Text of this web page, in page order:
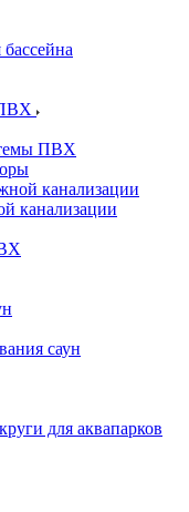
ПВХ
канализации
канализации
саун
для аквапарков